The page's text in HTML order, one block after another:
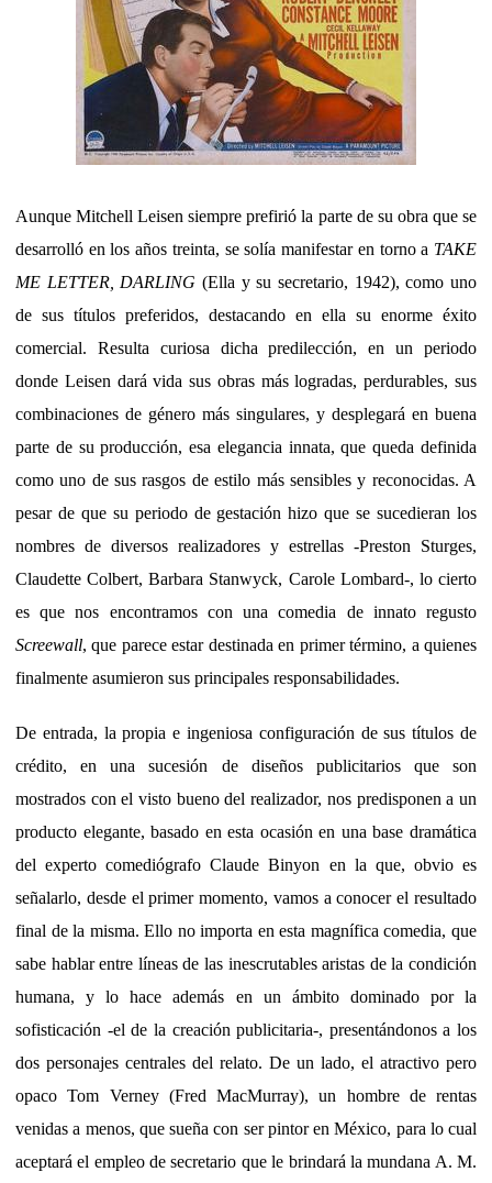
Aunque Mitchell Leisen siempre prefirió la parte de su obra que se
desarrolló en los años treinta, se solía manifestar en torno a TAKE
ME LETTER, DARLING (Ella y su secretario, 1942), como uno
de sus títulos preferidos, destacando en ella su enorme éxito
comercial. Resulta curiosa dicha predilección, en un periodo
donde Leisen dará vida sus obras más logradas, perdurables, sus
combinaciones de género más singulares, y desplegará en buena
parte de su producción, esa elegancia innata, que queda definida
como uno de sus rasgos de estilo más sensibles y reconocidas. A
pesar de que su periodo de gestación hizo que se sucedieran los
nombres de diversos realizadores y estrellas -Preston Sturges,
Claudette Colbert, Barbara Stanwyck, Carole Lombard-, lo cierto
es que nos encontramos con una comedia de innato regusto
Screewall, que parece estar destinada en primer término, a quienes
finalmente asumieron sus principales responsabilidades.
De entrada, la propia e ingeniosa configuración de sus títulos de
crédito, en una sucesión de diseños publicitarios que son
mostrados con el visto bueno del realizador, nos predisponen a un
producto elegante, basado en esta ocasión en una base dramática
del experto comediógrafo Claude Binyon en la que, obvio es
señalarlo, desde el primer momento, vamos a conocer el resultado
final de la misma. Ello no importa en esta magnífica comedia, que
sabe hablar entre líneas de las inescrutables aristas de la condición
humana, y lo hace además en un ámbito dominado por la
sofisticación -el de la creación publicitaria-, presentándonos a los
dos personajes centrales del relato. De un lado, el atractivo pero
opaco Tom Verney (Fred MacMurray), un hombre de rentas
venidas a menos, que sueña con ser pintor en México, para lo cual
aceptará el empleo de secretario que le brindará la mundana A. M.